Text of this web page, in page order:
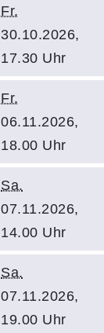
Fr.
30.10.2026,
17.30 Uhr
Fr.
06.11.2026,
18.00 Uhr
Sa.
07.11.2026,
14.00 Uhr
Sa.
07.11.2026,
19.00 Uhr